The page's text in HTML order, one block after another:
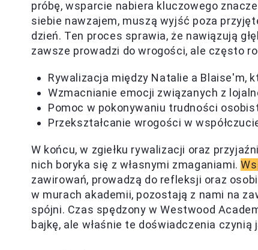
próbę, wsparcie nabiera kluczowego
siebie nawzajem, muszą wyjść poza
dzień. Ten proces sprawia, że nawiązują
zawsze prowadzi do wrogości, ale często
Rywalizacja między Natalie a Blaise'm,
Wzmacnianie emocji związanych z
Pomoc w pokonywaniu trudności
Przekształcanie wrogości w
W końcu, w zgiełku rywalizacji oraz
nich boryka się z własnymi zmaganiami.
zawirowań, prowadzą do refleksji oraz
w murach akademii, pozostają z nami na
spójni. Czas spędzony w Westwood
bajkę, ale właśnie te doświadczenia